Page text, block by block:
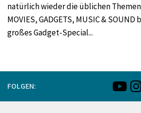
natürlich wieder die üblichen Themen
MOVIES, GADGETS, MUSIC &
großes Gadget-Special...
FOLGEN: